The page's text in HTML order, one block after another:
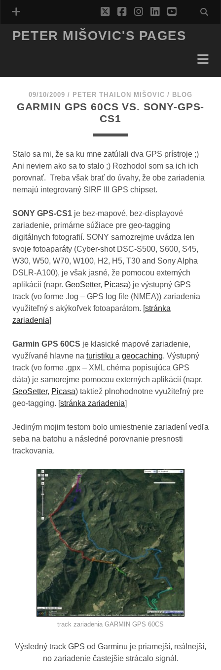
twitterfacebook
instagram
linkedinyoutube
PETER MIŠOVIC'S PAGES
09/10/2009 / PETER THAILON MIŠOVIC / BLOG
GARMIN GPS 60CS VS. SONY-GPS-
CS1
Stalo sa mi, že sa ku mne zatúlali dva GPS prístroje ;)
Ani neviem ako sa to stalo ;) Rozhodol som sa ich ich
porovnať. Treba však brať do úvahy, že obe zariadenia
nemajú integrovaný SIRF III GPS chipset.
SONY GPS-CS1 je bez-mapové, bez-displayové
zariadenie, primárne súžiace pre geo-tagging
digitálnych fotografií. SONY samozrejme uvádza len
svoje fotoaparáty (Cyber-shot DSC-S500, S600, S45,
W30, W50, W70, W100, H2, H5, T30 and Sony Alpha
DSLR-A100), je však jasné, že pomocou externých
aplikácii (napr. GeoSetter, Picasa) je výstupný GPS
track (vo forme .log – GPS log file (NMEA)) zariadenia
využiteľný s akýkoľvek fotoaparátom. [stránka
zariadenia]
Garmin GPS 60CS je klasické mapové zariadenie,
využívané hlavne na turistiku a geocaching. Výstupný
track (vo forme .gpx – XML chéma popisujúca GPS
dáta) je samorejme pomocou externých aplikácií (napr.
GeoSetter, Picasa) taktiež plnohodnotne využiteľný pre
geo-tagging. [stránka zariadenia]
Jediným mojim testom bolo umiestnenie zariadení vedľa
seba na batohu a následné porovnanie presnosti
trackovania.
track zariadenia GARMIN GPS 60CS
Výsledný track GPS od Garminu je priamejší, reálnejší,
no zariadenie častejšie strácalo signál.